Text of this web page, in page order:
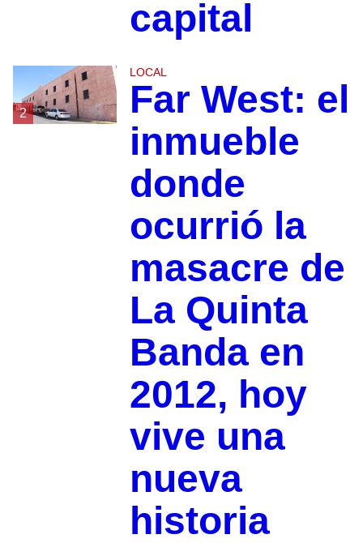
capital
2
LOCAL
Far West: el
inmueble
donde
ocurrió la
masacre de
La Quinta
Banda en
2012, hoy
vive una
nueva
historia